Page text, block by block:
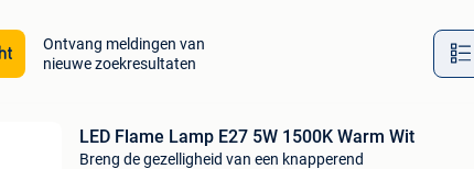
Ontvang meldingen van
nieuwe zoekresultaten
LED Flame Lamp E27 5W 1500K Warm Wit
Breng de gezelligheid van een knapperend